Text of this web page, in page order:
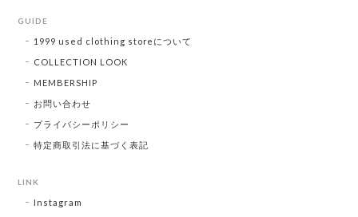
GUIDE
1999 used clothing storeについて
COLLECTION LOOK
MEMBERSHIP
お問い合わせ
プライバシーポリシー
特定商取引法に基づく表記
LINK
Instagram